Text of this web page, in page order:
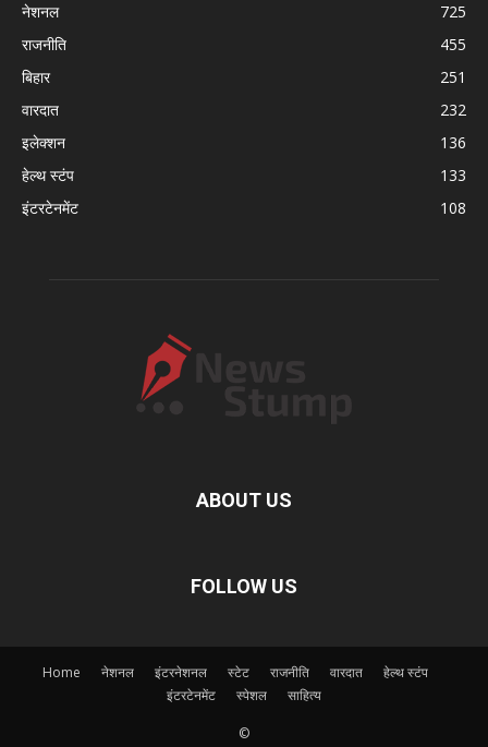
नेशनल
725
राजनीति
455
बिहार
251
वारदात
232
इलेक्शन
136
हेल्थ स्टंप
133
इंटरटेनमेंट
108
ABOUT US
FOLLOW US
Home नेशनल इंटरनेशनल स्टेट राजनीति वारदात
हेल्थ स्टंप
इंटरटेनमेंट
स्पेशल साहित्य
©